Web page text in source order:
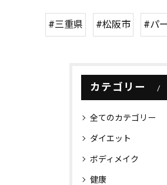
#三重県 #松阪市 #パ
カテゴリー
全てのカテゴリー
ダイエット
ボディメイク
健康